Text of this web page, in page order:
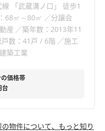
線 「武蔵溝ノ口」 徒歩1
68㎡～80㎡
分譲会
産
築年数：2013年11
数：41戸 / 6階
施工
築工業
価格帯
物件について、もっと知り